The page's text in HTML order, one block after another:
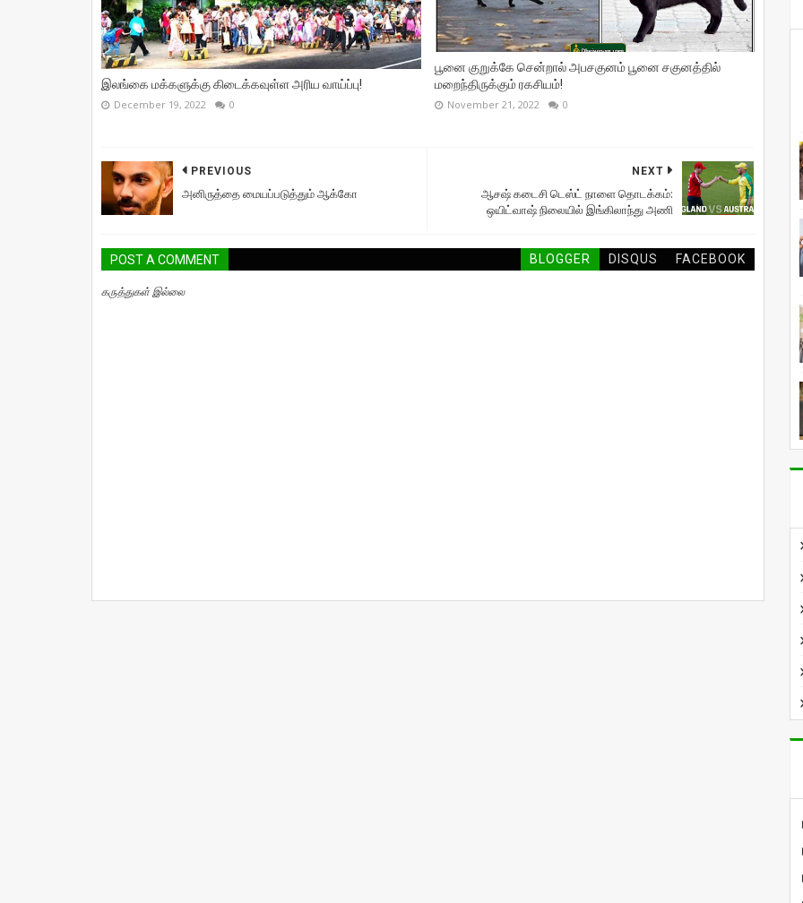
இலங்கை மக்களுக்கு கிடைக்கவுள்ள அரிய வாய்ப்பு!
December 19, 2022 0
பூனை குறுக்கே சென்றால் அபசகுனம் பூனை சகுனத்தில்
மறைந்திருக்கும் ரகசியம்!
November 21, 2022 0
NEXT
ஆசஷ் கடைசி டெஸ்ட் நாளை தொடக்கம்:
ஒயிட்வாஷ் நிலையில் இங்கிலாந்து அணி
PREVIOUS
அனிருத்தை மையப்படுத்தும் ஆக்கோ
POST A COMMENT BLOGGER DISQUS FACEBOOK
கருத்துகள் இல்லை